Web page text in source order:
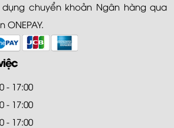
chuyển khoản Ngân hàng qua
- 17:00
- 17:00
- 17:00